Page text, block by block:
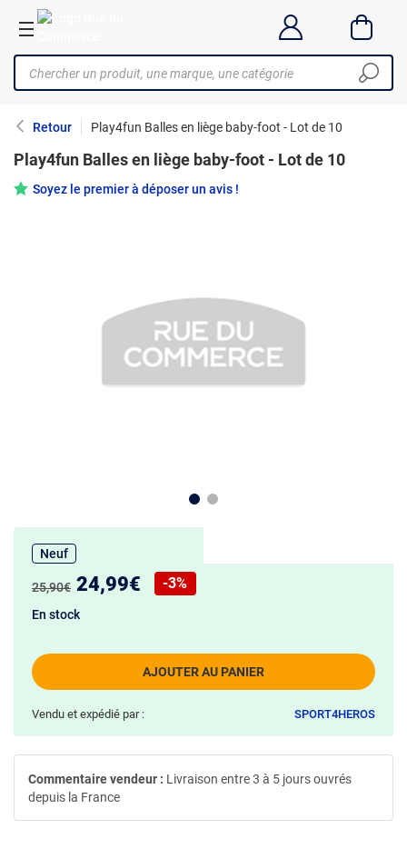
Retour Play4fun Balles en liège baby-foot - Lot de 10
Play4fun Balles en liège baby-foot - Lot de 10
Soyez le premier à déposer un avis !
Neuf
Ancien prix :
25,90€ Nouveau prix :
24,99€
Réduction de :
-3%
AJOUTER AU PANIER
En stock
Vendu et expédié par : SPORT4HEROS
Commentaire vendeur : Livraison entre 3 à 5 jours ouvrés
depuis la France